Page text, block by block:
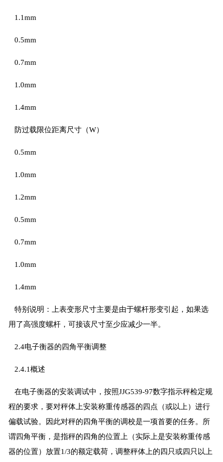
1.1mm
0.5mm
0.7mm
1.0mm
1.4mm
防过载限位距离尺寸（W）
0.5mm
1.0mm
1.2mm
0.5mm
0.7mm
1.0mm
1.4mm
特别说明：上表变形尺寸主要是由于螺杆形变引起，如果选
用了高强度螺杆，可接该尺寸至少应减少一半。
2.4电子衡器的四角平衡调整
2.4.1概述
在电子衡器的安装调试中，按照JJG539-97数字指示秤检定规
程的要求，要对秤体上安装称重传感器的四点（或以上）进行
偏载试验。因此对秤的四角平衡的调校是一项首要的任务。所
谓四角平衡，是指秤的四角的位置上（实际上是安装称重传感
器的位置）放置1/3的额定载荷，调整秤体上的四只或四只以上